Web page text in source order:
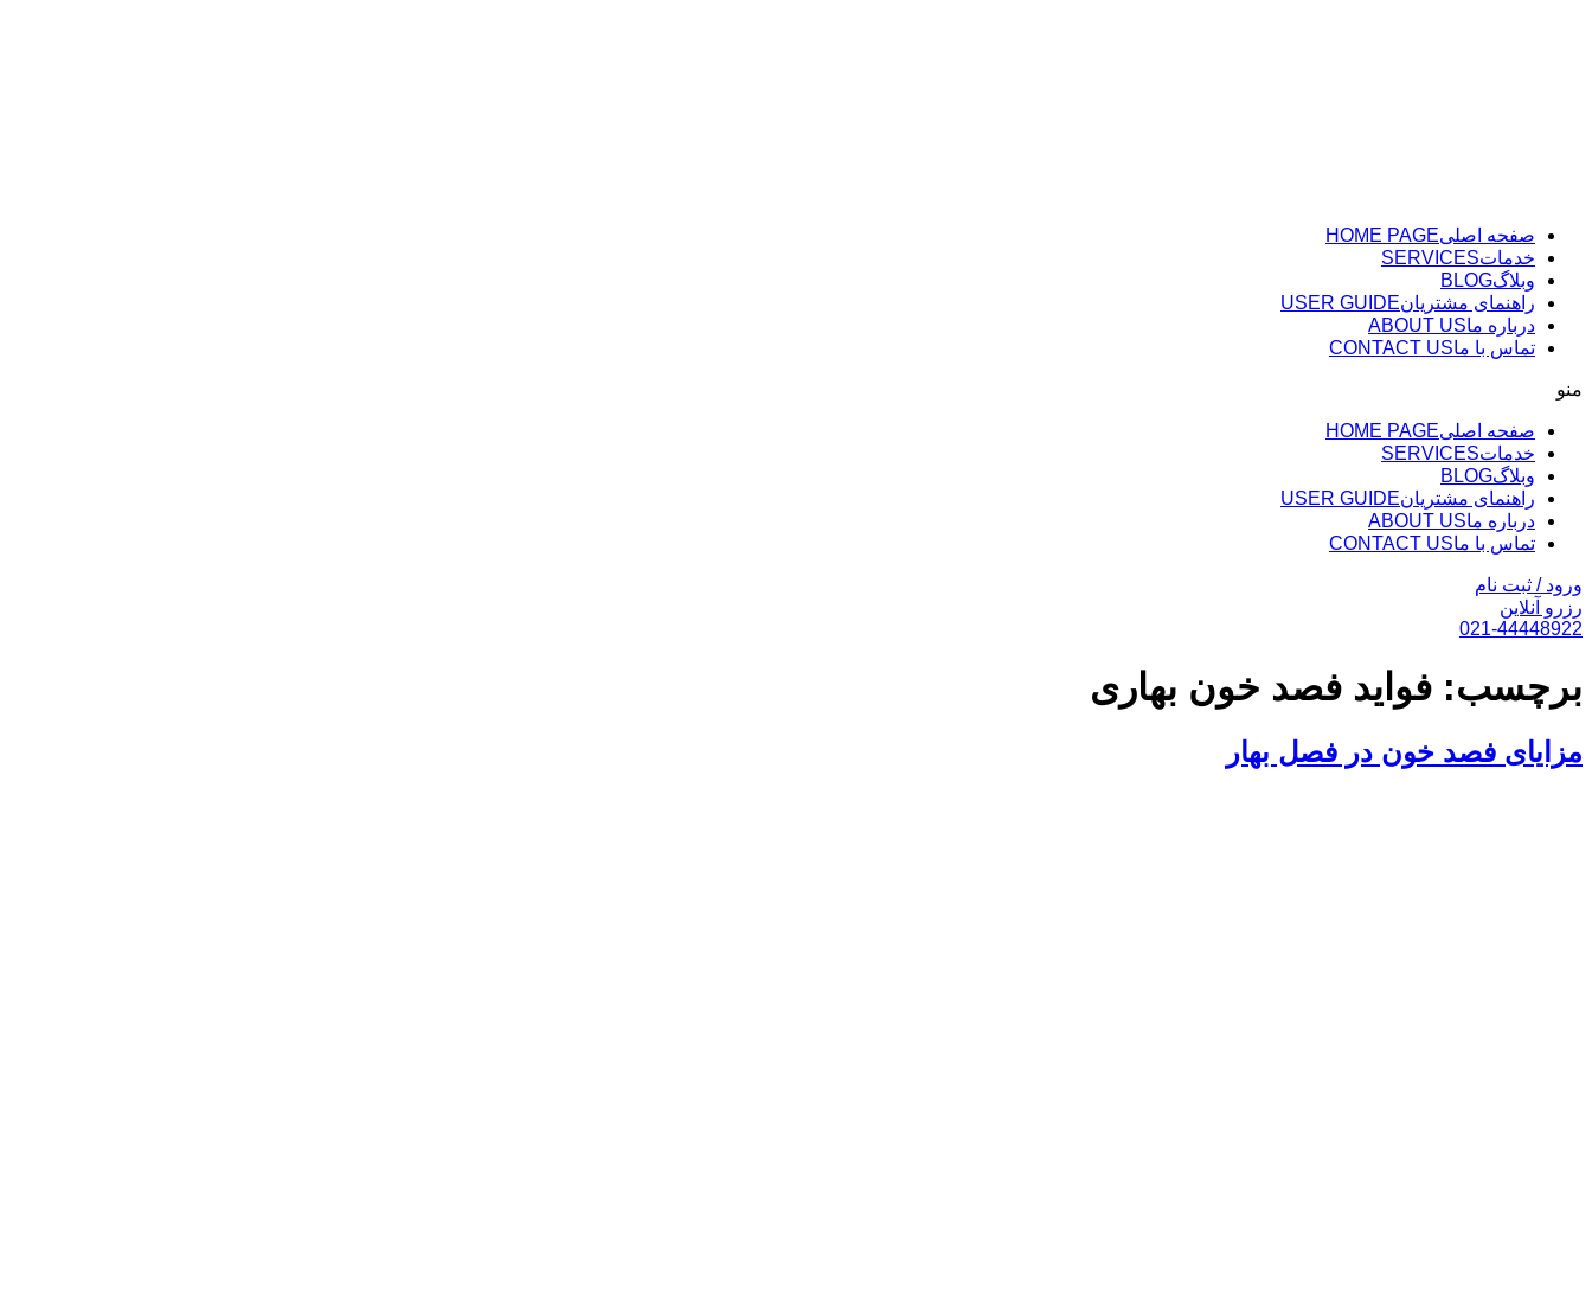
صفحه اصلیHOME PAGE
خدماتSERVICES
وبلاگBLOG
راهنمای مشتریانUSER GUIDE
درباره ماABOUT US
تماس با ماCONTACT US
منو
صفحه اصلیHOME PAGE
خدماتSERVICES
وبلاگBLOG
راهنمای مشتریانUSER GUIDE
درباره ماABOUT US
تماس با ماCONTACT US
ورود / ثبت نام
رزرو آنلاین
021-44448922
برچسب: فواید فصد خون بهاری
مزایای فصد خون در فصل بهار